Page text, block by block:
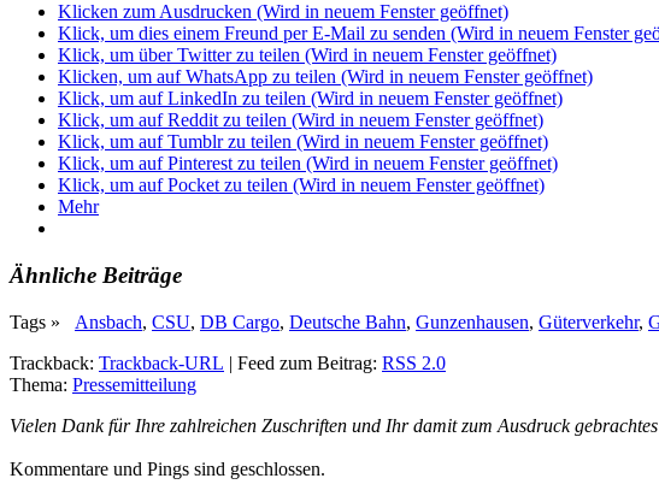
Klicken zum Ausdrucken (Wird in neuem Fenster geöffnet)
Klick, um dies einem Freund per E-Mail zu senden (Wird in neuem Fenster
Klick, um über Twitter zu teilen (Wird in neuem Fenster geöffnet)
Klicken, um auf WhatsApp zu teilen (Wird in neuem Fenster geöffnet)
Klick, um auf LinkedIn zu teilen (Wird in neuem Fenster geöffnet)
Klick, um auf Reddit zu teilen (Wird in neuem Fenster geöffnet)
Klick, um auf Tumblr zu teilen (Wird in neuem Fenster geöffnet)
Klick, um auf Pinterest zu teilen (Wird in neuem Fenster geöffnet)
Klick, um auf Pocket zu teilen (Wird in neuem Fenster geöffnet)
Mehr
Ähnliche Beiträge
Tags » Ansbach, CSU, DB Cargo, Deutsche Bahn, Gunzenhausen, Güterverkehr,
Trackback: Trackback-URL | Feed zum Beitrag: RSS 2.0
Thema: Pressemitteilung
Vielen Dank für Ihre zahlreichen Zuschriften und Ihr damit zum Ausdruck
Kommentare und Pings sind geschlossen.